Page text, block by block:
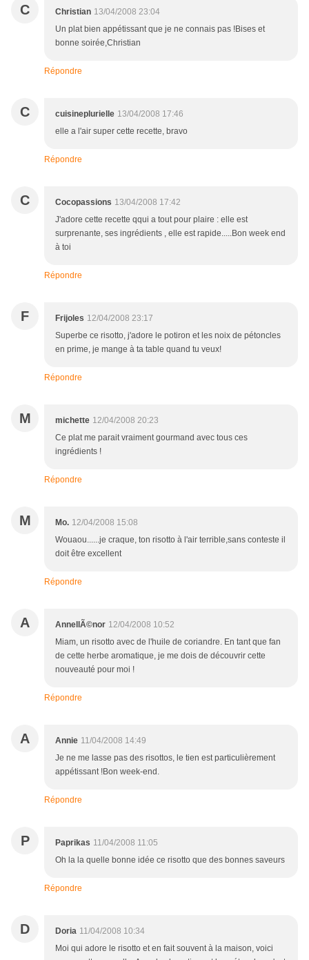
C Christian 13/04/2008 23:04
Un plat bien appétissant que je ne connais pas !Bises et
bonne soirée,Christian
Répondre
C cuisineplurielle 13/04/2008 17:46
elle a l'air super cette recette, bravo
Répondre
C Cocopassions 13/04/2008 17:42
J'adore cette recette qqui a tout pour plaire : elle est
surprenante, ses ingrédients , elle est rapide.....Bon week end
à toi
Répondre
F Frijoles 12/04/2008 23:17
Superbe ce risotto, j'adore le potiron et les noix de pétoncles
en prime, je mange à ta table quand tu veux!
Répondre
M michette 12/04/2008 20:23
Ce plat me parait vraiment gourmand avec tous ces
ingrédients !
Répondre
M Mo. 12/04/2008 15:08
Wouaou......je craque, ton risotto à l'air terrible,sans conteste il
doit être excellent
Répondre
A AnnellÃ©nor 12/04/2008 10:52
Miam, un risotto avec de l'huile de coriandre. En tant que fan
de cette herbe aromatique, je me dois de découvrir cette
nouveauté pour moi !
Répondre
A Annie 11/04/2008 14:49
Je ne me lasse pas des risottos, le tien est particulièrement
appétissant !Bon week-end.
Répondre
P Paprikas 11/04/2008 11:05
Oh la la quelle bonne idée ce risotto que des bonnes saveurs
Répondre
D Doria 11/04/2008 10:34
Moi qui adore le risotto et en fait souvent à la maison, voici